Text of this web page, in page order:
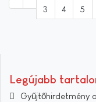
3 4 5
Legújabb
Gyűjtőhirdetmény